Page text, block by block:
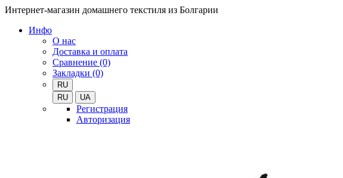
Интернет-магазин домашнего текстиля из Болгарии
Инфо
О нас
Доставка и оплата
Сравнение (0)
Закладки (0)
RU
RU
UA
Регистрация
Авторизация